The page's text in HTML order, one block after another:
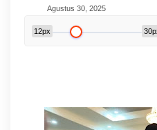
Agustus 30, 2025
12px